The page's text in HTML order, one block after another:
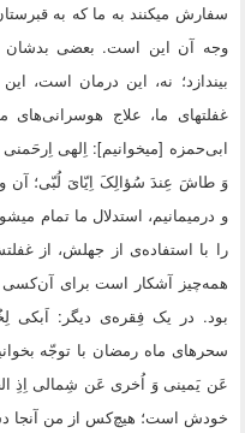
سفارش میکنند به ما که به
وجه آن این است. بعضى بدشان
بیندازد؛ نه، این درمان است،
غفلتهاى ما، علاج
ابى‌حمزه [میخوانیم‌]: اِلهى
وَ طاشَ عِندَ سُؤالِکَ اِیّاىَ لُبّى؛ آن
و درمیمانیم، استدلال ما تمام
را با استفاده‌ى از جهلش، از
همه‌چیز آشکار است براى آن‌کسى
بود. در یک فِقره‌ى دیگر: اَبکى
سحرهاى ماه رمضان با توجّه
عَن یَمینى وَ اُخرى‌ عَن شِمالى اِذِ
خودش است؛ هیچ‌کس از من آنجا